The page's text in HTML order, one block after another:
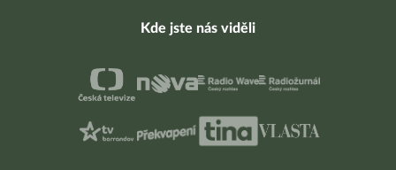
Kde jste nás viděli